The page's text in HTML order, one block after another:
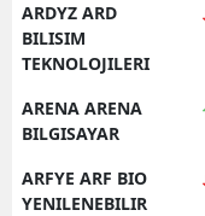
ARDYZ ARD
BILISIM
TEKNOLOJILERI
ARENA ARENA
BILGISAYAR
ARFYE ARF BIO
YENILENEBILIR